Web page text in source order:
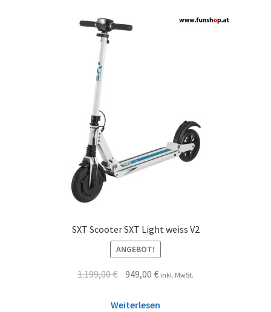
SXT Scooter SXT Light weiss V2
ANGEBOT!
1.199,00€ 949,00 € inkl. MwSt.
Weiterlesen